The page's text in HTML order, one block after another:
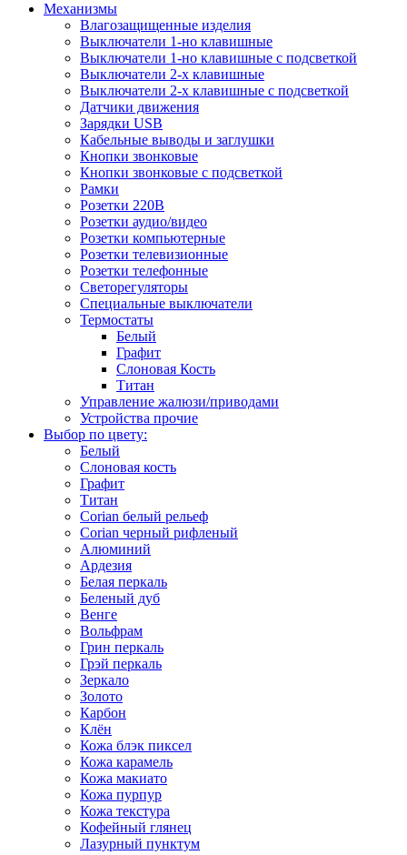
Механизмы
Влагозащищенные изделия
Выключатели 1-но клавишные
Выключатели 1-но клавишные с подсветкой
Выключатели 2-х клавишные
Выключатели 2-х клавишные с подсветкой
Датчики движения
Зарядки USB
Кабельные выводы и заглушки
Кнопки звонковые
Кнопки звонковые с подсветкой
Рамки
Розетки 220В
Розетки аудио/видео
Розетки компьютерные
Розетки телевизионные
Розетки телефонные
Светорегуляторы
Специальные выключатели
Термостаты
Белый
Графит
Слоновая Кость
Титан
Управление жалюзи/приводами
Устройства прочие
Выбор по цвету:
Белый
Слоновая кость
Графит
Титан
Corian белый рельеф
Corian черный рифленый
Алюминий
Ардезия
Белая перкаль
Беленый дуб
Венге
Вольфрам
Грин перкаль
Грэй перкаль
Зеркало
Золото
Карбон
Клён
Кожа блэк пиксел
Кожа карамель
Кожа макиато
Кожа пурпур
Кожа текстура
Кофейный глянец
Лазурный пунктум